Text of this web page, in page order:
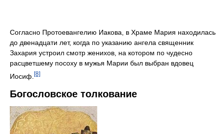
Согласно Протоевангелию Иакова, в Храме Мария находилась
до двенадцати лет, когда по указанию ангела священник
Захария устроил смотр женихов, на котором по чудесно
расцветшему посоху в мужья Марии был выбран вдовец
Иосиф. [8]
Богословское толкование